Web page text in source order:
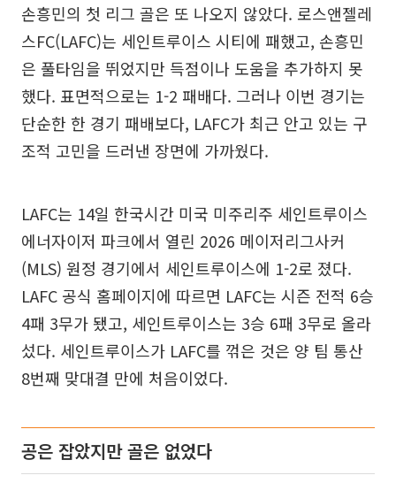
손흥민의 첫 리그 골은 또 나오지 않았다. 로스앤젤레
스FC(LAFC)는 세인트루이스 시티에 패했고, 손흥민
은 풀타임을 뛰었지만 득점이나 도움을 추가하지 못
했다. 표면적으로는 1-2 패배다. 그러나 이번 경기는
단순한 한 경기 패배보다, LAFC가 최근 안고 있는 구
조적 고민을 드러낸 장면에 가까웠다.
LAFC는 14일 한국시간 미국 미주리주 세인트루이스
에너자이저 파크에서 열린 2026 메이저리그사커
(MLS) 원정 경기에서 세인트루이스에 1-2로 졌다.
LAFC 공식 홈페이지에 따르면 LAFC는 시즌 전적 6승
4패 3무가 됐고, 세인트루이스는 3승 6패 3무로 올라
섰다. 세인트루이스가 LAFC를 꺾은 것은 양 팀 통산
8번째 맞대결 만에 처음이었다.
공은 잡았지만 골은 없었다